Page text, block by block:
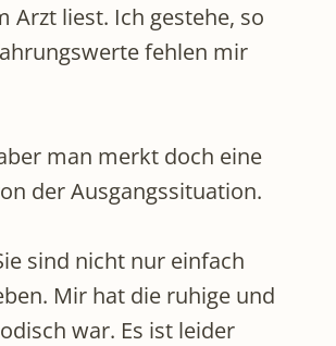
Arzt liest. Ich gestehe, so
fehlen mir
man merkt doch eine
der Ausgangssituation.
sind nicht nur einfach
Mir hat die ruhige und
war. Es ist leider